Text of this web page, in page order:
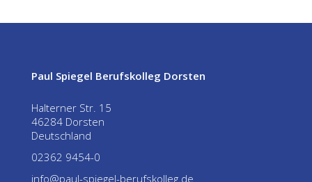
Paul Spiegel Berufskolleg Dorsten
Halterner Str. 15
46284 Dorsten
Deutschland
02362 9454-0
info@paul-spiegel-berufskolleg.de